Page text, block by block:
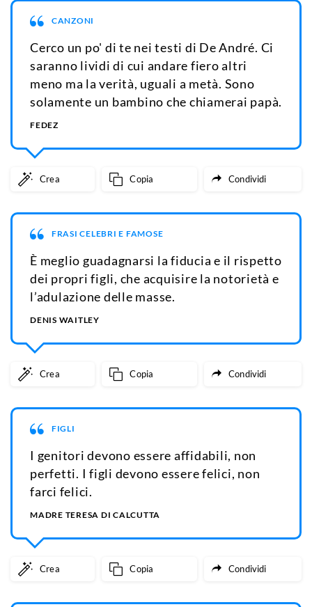
CANZONI
Cerco un po' di te nei testi di De André. Ci
saranno lividi di cui andare fiero altri
meno ma la verità, uguali a metà. Sono
solamente un bambino che chiamerai papà.
FEDEZ
Crea Copia Condividi
FRASI CELEBRI E FAMOSE
È meglio guadagnarsi la fiducia e il rispetto
dei propri figli, che acquisire la notorietà e
l’adulazione delle masse.
DENIS WAITLEY
Crea Copia Condividi
FIGLI
I genitori devono essere affidabili, non
perfetti. I figli devono essere felici, non
farci felici.
MADRE TERESA DI CALCUTTA
Crea Copia Condividi